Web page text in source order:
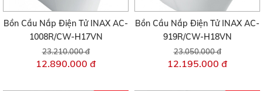
Bồn Cầu Nắp Điện Tử INAX AC-
1008R/CW-H17VN
23.210.000 đ
12.890.000 đ
Bồn Cầu Nắp Điện Tử INAX AC-
919R/CW-H18VN
23.050.000 đ
12.195.000 đ